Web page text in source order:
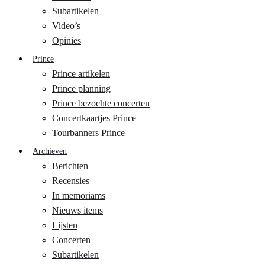
Subartikelen
Video’s
Opinies
Prince
Prince artikelen
Prince planning
Prince bezochte concerten
Concertkaartjes Prince
Tourbanners Prince
Archieven
Berichten
Recensies
In memoriams
Nieuws items
Lijsten
Concerten
Subartikelen